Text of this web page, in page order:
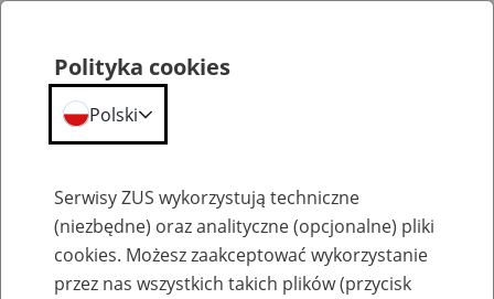
Konferencja naukowa „Obywatele Ukrainy w polskim systemie ubezpieczeń
Polityka cookies
Polski
Serwisy ZUS wykorzystują techniczne
(niezbędne) oraz analityczne (opcjonalne) pliki
cookies. Możesz zaakceptować wykorzystanie
przez nas wszystkich takich plików (przycisk